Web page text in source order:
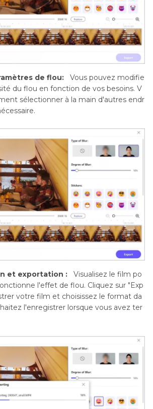
de flou:
Vous pouvez modifie
du flou en fonction de vos besoins. V
sélectionner à la main d'autres endr
et exportation :
Visualisez le film po
l'effet de flou. Cliquez sur "Exp
votre film et choisissez le format da
l'enregistrer lorsque vous avez ter